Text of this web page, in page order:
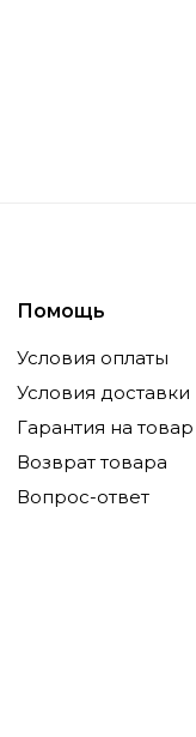
Помощь
Условия оплаты
Условия доставки
Гарантия на товар
Возврат товара
Вопрос-ответ